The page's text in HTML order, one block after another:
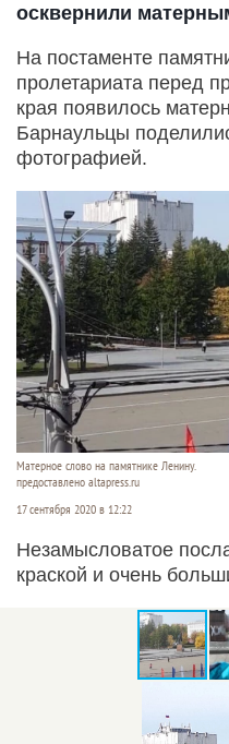
осквернили
На постаменте
пролетариата перед
края появилось
Барнаульцы
фотографией.
Матерное слово на памятнике Ленину.
предоставлено altapress.ru
17 сентября 2020 в 12:22
Незамысловатое
краской и очень